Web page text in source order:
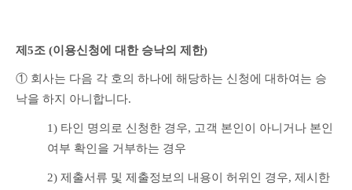
제5조 (이용신청에 대한 승낙의 제한)
① 회사는 다음 각 호의 하나에 해당하는 신청에 대하여는 승
낙을 하지 아니합니다.
1) 타인 명의로 신청한 경우, 고객 본인이 아니거나 본인
여부 확인을 거부하는 경우
2) 제출서류 및 제출정보의 내용이 허위인 경우, 제시한